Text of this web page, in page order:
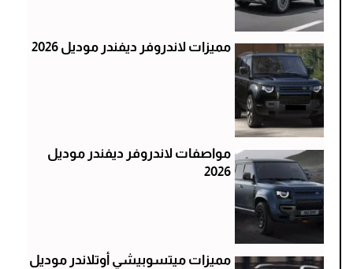
مميزات لاندروفر ديفندر موديل 2026
مواصفات لاندروفر ديفندر موديل
2026
مميزات ميتسوبيشي أوتلاندر موديل